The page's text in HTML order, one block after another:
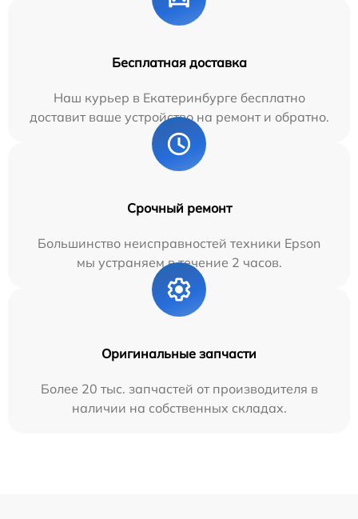
Бесплатная доставка
Наш курьер в Екатеринбурге бесплатно
доставит ваше устройство на ремонт и обратно.
Срочный ремонт
Большинство неисправностей техники Epson
мы устраняем в течение 2 часов.
Оригинальные запчасти
Более 20 тыс. запчастей от производителя в
наличии на собственных складах.